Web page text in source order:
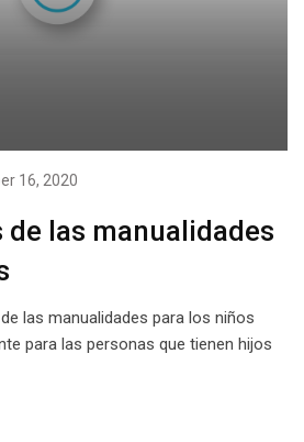
16, 2020
las manualidades
las manualidades para los niños
para las personas que tienen hijos